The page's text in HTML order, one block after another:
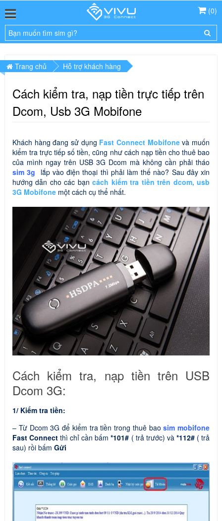
(0)
Trang chủ Hỗ trợ khách hàng
Cách kiểm tra, nạp tiền trực tiếp trên
Dcom, Usb 3G Mobifone
Khách hàng đang sử dụng Fast Connect Mobifonevà muốn
kiểm tra trực tiếp số tiền, cũng như cách nạp tiền cho thuê bao
của mình ngay trên USB 3G Dcom mà không cần phải tháo
sim 3g lắp vào điện thoại thì phải làm thế nào? Sau đây xin
hướng dẫn cho các bạncách kiểm tra tiền trên dcom, usb
3G Mobifone một cách cụ thể nhất.
Cách kiểm tra, nạp tiền trên USB
Dcom 3G:
1/ Kiểm tra tiền:
– Từ Dcom 3G để kiểm tra tiền trong thuê bao sim mobifone
Fast Connect thì chỉ cần bấm*101# ( trả trước) và *112#( trả
sau) rồi bấm Gửi